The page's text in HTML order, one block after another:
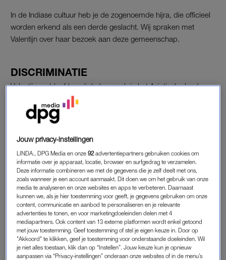
In de Indiase cultuur heb je de zogenoemde hijra, die officieel
worden erkend als een derde geslacht. Wij spraken met
Valentijn over haar bezoek aan deze gemeenschap.
DISCRIMINATIE
Valentijn verbleef tweeënhalve week in het Aziatische land.
“Een indrukwekkende ervaring”, noemt ze het. “Los van het
feit dat India zelf een indrukwekkend land is en ik dat sowieso
even moest verwerken, voerde ik ook gesprekken over een
heel beladen onderwerp.” Want dat is het, ondanks dat de
hijras door de Indiase wet worden erkend, wel: ze ervaren veel
discriminatie en achterstelling.
DICHTERBIJ GOD
“Van oorsprong is aan de hijras een hoge religieuze rol
toegeschreven”, legt ze uit. “Het idee dat er meer bestaat dan
man en vrouw is diep verzonken in de Indiase samenleving.
Het derde geslacht zou dichterbij god staan: die is ook niet
man of vrouw, zo wordt gedacht.” Valentijn gelooft niet in de
Jouw privacy-instellingen
LINDA., DPG Media en onze92 advertentiepartners gebruiken cookies om
informatie over je apparaat, locatie, browser en surfgedrag te verzamelen.
Deze informatie combineren we met de gegevens die je zelf deelt met ons,
zoals wanneer je een account aanmaakt. Dit doen we om het gebruik van onze
media te analyseren en onze websites en apps te verbeteren. Daarnaast
kunnen we, als je hier toestemming voor geeft, je gegevens gebruiken om onze
content, communicatie en aanbod te personaliseren en je relevante
advertenties te tonen, en voor marketingdoeleinden delen met 4
mediapartners. Ook content van 13 externe platformen wordt enkel getoond
met jouw toestemming. Geef toestemming of stel je eigen keuze in. Door op
"Akkoord" te klikken, geef je toestemming voor onderstaande doeleinden. Wil
je niet alles toestaan, klik dan op “Instellen”. Jouw keuze kun je opnieuw
aanpassen via “Privacy-instellingen” onderaan onze websites of in de menu’s